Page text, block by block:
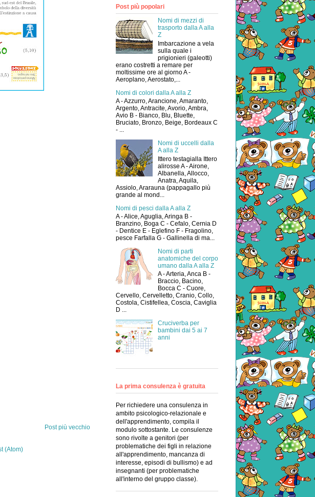
Post più vecchio
(Atom)
Post più popolari
Nomi di mezzi di
trasporto dalla A alla
Z
Imbarcazione a vela
sulla quale i
prigionieri (galeotti)
erano costretti a remare per
moltissime ore al giorno A -
Aeroplano, Aerostato,...
Nomi di colori dalla A alla Z
A - Azzurro, Arancione, Amaranto,
Argento, Antracite, Avorio, Ambra,
Avio B - Bianco, Blu, Bluette,
Bruciato, Bronzo, Beige, Bordeaux C
- ...
Nomi di uccelli dalla
A alla Z
Ittero testagialla Ittero
alirosse A - Airone,
Albanella, Allocco,
Anatra, Aquila,
Assiolo, Ararauna (pappagallo più
grande al mond...
Nomi di pesci dalla A alla Z
A - Alice, Aguglia, Aringa B -
Branzino, Boga C - Cefalo, Cernia D
- Dentice E - Eglefino F - Fragolino,
pesce Farfalla G - Gallinella di ma...
Nomi di parti
anatomiche del corpo
umano dalla A alla Z
A - Arteria, Anca B -
Braccio, Bacino,
Bocca C - Cuore,
Cervello, Cervelletto, Cranio, Collo,
Costola, Cistifellea, Coscia, Caviglia
D ...
Cruciverba per
bambini dai 5 ai 7
anni
La prima consulenza è gratuita
Per richiedere una consulenza in
ambito psicologico-relazionale e
dell'apprendimento, compila il
modulo sottostante. Le consulenze
sono rivolte a genitori (per
problematiche dei figli in relazione
all'apprendimento, mancanza di
interesse, episodi di bullismo) e ad
insegnanti (per problematiche
all'interno del gruppo classe).